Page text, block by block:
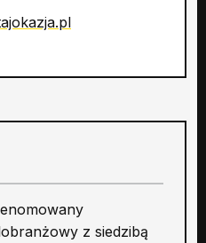
z siedzibą